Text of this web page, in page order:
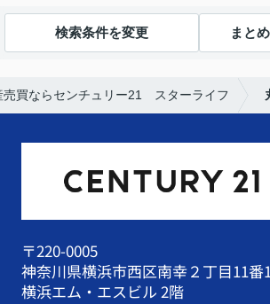
検索条件を変更 まと
売買ならセンチュリー21 スターライフ
〒220-0005
神奈川県横浜市西区南幸２丁目11番
横浜エム・エスビル 2階